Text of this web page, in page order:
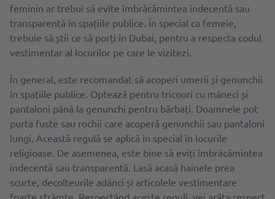
feminin ar trebui să evite îmbrăcămintea indecentă sau
transparentă în spațiile publice. În special ca femeie,
trebuie să știi ce să porți în Dubai, pentru a respecta codul
vestimentar al locurilor pe care le vizitezi.
În general, este recomandat să acoperi umerii și genunchii
în spațiile publice. Optează pentru tricouri cu mâneci și
pantaloni până la genunchi pentru bărbați. Doamnele pot
purta fuste sau rochii care acoperă genunchii sau pantaloni
lungi. Această regulă se aplică în special în locurile
religioase. De asemenea, este bine să eviți îmbrăcămintea
indecentă sau transparentă. Lasă acasă hainele prea
scurte, decolteurile adânci și articolele vestimentare
foarte strâmte. Respectând aceste reguli, vei arăta respect